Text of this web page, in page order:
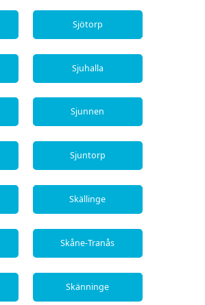
Sjötorp
Sjuhalla
Sjunnen
Sjuntorp
Skällinge
Skåne-Tranås
Skänninge